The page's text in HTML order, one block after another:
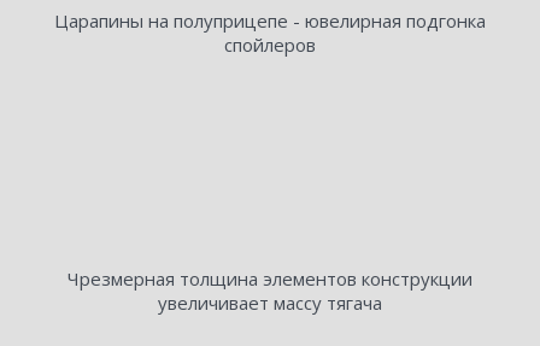
Царапины на полуприцепе - ювелирная подгонка
спойлеров
Чрезмерная толщина элементов конструкции
увеличивает массу тягача